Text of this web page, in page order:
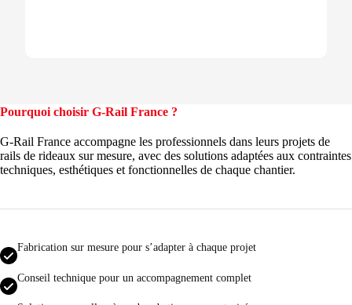
Pourquoi choisir G-Rail France ?
G-Rail France accompagne les professionnels dans leurs projets de
rails de rideaux sur mesure, avec des solutions adaptées aux contraintes
techniques, esthétiques et fonctionnelles de chaque chantier.
Fabrication sur mesure pour s’adapter à chaque projet
Conseil technique pour un accompagnement complet